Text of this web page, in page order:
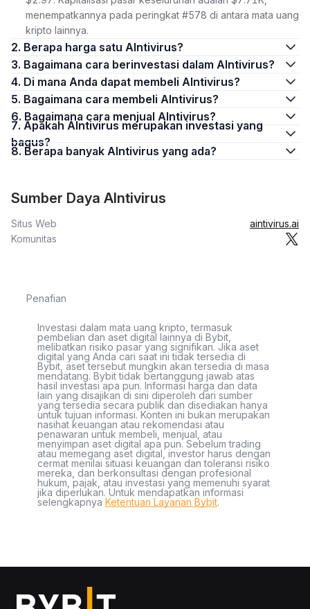
menempatkannya pada peringkat #578 di antara mata uang
kripto lainnya.
2. Berapa harga satu AIntivirus?
3. Bagaimana cara berinvestasi dalam AIntivirus?
4. Di mana Anda dapat membeli AIntivirus?
5. Bagaimana cara membeli AIntivirus?
6. Bagaimana cara menjual AIntivirus?
7. Apakah AIntivirus merupakan investasi yang
bagus?
8. Berapa banyak AIntivirus yang ada?
Sumber Daya AIntivirus
Situs Web
aintivirus.ai
Komunitas
Penafian
Investasi dalam mata uang kripto, termasuk
pembelian dan aset digital lainnya di Bybit,
melibatkan risiko pasar yang signifikan. Jika aset
digital yang Anda cari saat ini tidak tersedia di
Bybit, aset tersebut mungkin akan tersedia di masa
mendatang. Bybit tidak bertanggung jawab atas
hasil investasi apa pun. Informasi harga dan data
lain yang disajikan di sini diperoleh dari sumber
yang tersedia secara publik dan disediakan hanya
untuk tujuan informasi. Konten ini bukan merupakan
nasihat keuangan atau rekomendasi atau
penawaran untuk membeli, menjual, atau
menyimpan aset digital apa pun. Sebelum trading
atau memegang aset digital, investor harus dengan
cermat menilai situasi keuangan dan toleransi risiko
mereka, dan berkonsultasi dengan profesional
hukum, pajak, atau investasi yang memenuhi syarat
jika diperlukan. Untuk mendapatkan informasi
selengkapnya Ketentuan Layanan Bybit.